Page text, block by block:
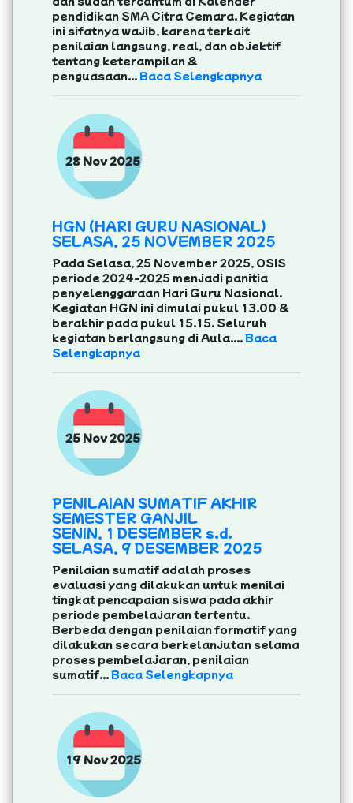
pendidikan SMA Citra Cemara. Kegiatan
ini sifatnya wajib, karena terkait
penilaian langsung, real, dan objektif
tentang keterampilan &
penguasaan...Baca Selengkapnya
28 Nov 2025
HGN (HARI GURU NASIONAL)
SELASA, 25 NOVEMBER 2025
Pada Selasa, 25 November 2025, OSIS
periode 2024-2025 menjadi panitia
penyelenggaraan Hari Guru Nasional.
Kegiatan HGN ini dimulai pukul 13.00 &
berakhir pada pukul 15.15. Seluruh
kegiatan berlangsung di Aula....Baca
Selengkapnya
25 Nov 2025
PENILAIAN SUMATIF AKHIR
SEMESTER GANJIL
SENIN, 1 DESEMBER s.d.
SELASA, 9 DESEMBER 2025
Penilaian sumatif adalah proses
evaluasi yang dilakukan untuk menilai
tingkat pencapaian siswa pada akhir
periode pembelajaran tertentu.
Berbeda dengan penilaian formatif yang
dilakukan secara berkelanjutan selama
proses pembelajaran, penilaian
sumatif...Baca Selengkapnya
19 Nov 2025